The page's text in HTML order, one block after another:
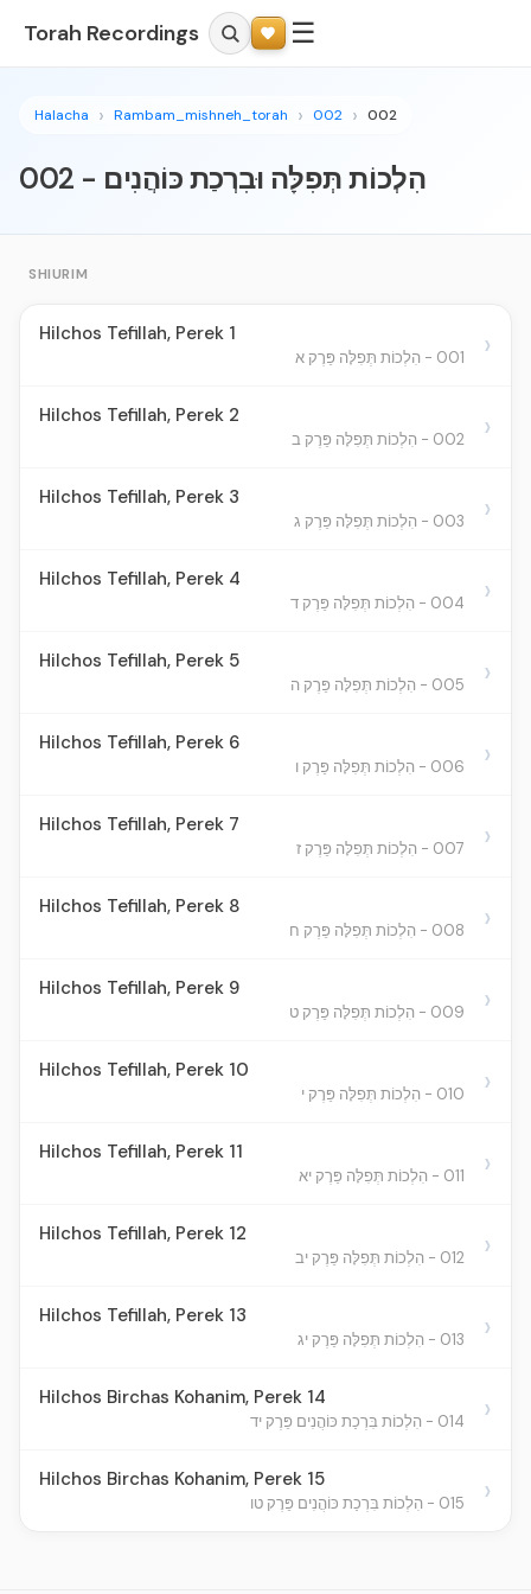
Torah Recordings ☰
Halacha Rambam_mishneh_torah 002 002
002 - הִלְכוֹת תְּפִלָּה וּבִרְכַת כּוֹהֲנִים
SHIURIM
Hilchos Tefillah, Perek 1
001 - הִלְכוֹת תְּפִלָּה פֵּרֶק א ›
Hilchos Tefillah, Perek 2
002 - הִלְכוֹת תְּפִלָּה פֵּרֶק ב ›
Hilchos Tefillah, Perek 3
003 - הִלְכוֹת תְּפִלָּה פֵּרֶק ג ›
Hilchos Tefillah, Perek 4
004 - הִלְכוֹת תְּפִלָּה פֵּרֶק ד ›
Hilchos Tefillah, Perek 5
005 - הִלְכוֹת תְּפִלָּה פֵּרֶק ה ›
Hilchos Tefillah, Perek 6
006 - הִלְכוֹת תְּפִלָּה פֵּרֶק ו ›
Hilchos Tefillah, Perek 7
007 - הִלְכוֹת תְּפִלָּה פֵּרֶק ז ›
Hilchos Tefillah, Perek 8
008 - הִלְכוֹת תְּפִלָּה פֵּרֶק ח ›
Hilchos Tefillah, Perek 9
009 - הִלְכוֹת תְּפִלָּה פֵּרֶק ט ›
Hilchos Tefillah, Perek 10
010 - הִלְכוֹת תְּפִלָּה פֵּרֶק י ›
Hilchos Tefillah, Perek 11
011 - הִלְכוֹת תְּפִלָּה פֵּרֶק יא ›
Hilchos Tefillah, Perek 12
012 - הִלְכוֹת תְּפִלָּה פֵּרֶק יב ›
Hilchos Tefillah, Perek 13
013 - הִלְכוֹת תְּפִלָּה פֵּרֶק יג ›
Hilchos Birchas Kohanim, Perek 14
014 - הִלְכוֹת בִּרְכַת כּוֹהֲנִים פֵּרֶק יד ›
Hilchos Birchas Kohanim, Perek 15
015 - הִלְכוֹת בִּרְכַת כּוֹהֲנִים פֵּרֶק טו ›